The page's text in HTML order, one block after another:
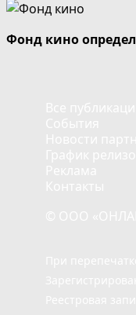
Фонд кино